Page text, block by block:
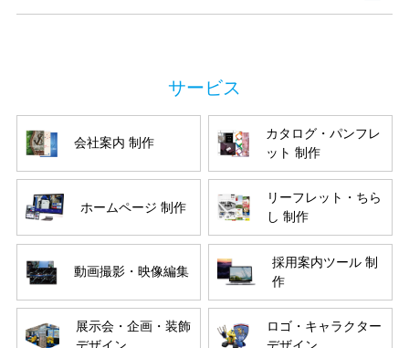
会社案内 制作
カタログ・パンフレ
ット 制作
ホームページ 制作
リーフレット・ちら
し 制作
動画撮影・映像編集
採用案内ツール 制
作
展示会・企画・装飾
ロゴ・キャラクター